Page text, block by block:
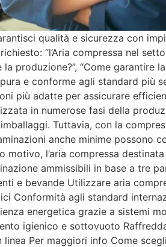
qualità e sicurezza con
“l’Aria compressa nel
“Come garantire la
e conforme agli standard più
più adatte per assicurare
in numerose fasi della
Tuttavia, con la
anche minime possono
l’aria compressa
ammissibili in base a tre
e bevande Utilizzare aria
Conformità agli standard
energetica grazie a sistemi
igienico e sottovuoto
Per maggiori info Come